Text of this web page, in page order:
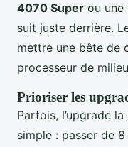
4070 Super ou une
suit juste derrière.
mettre une bête de
processeur de
Prioriser les
Parfois, l’upgrade
simple : passer de